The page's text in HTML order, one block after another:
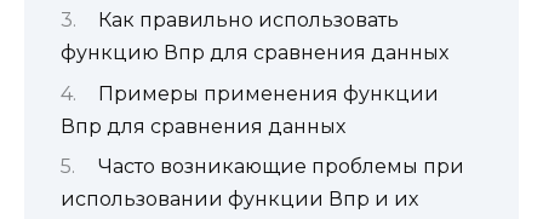
Как правильно использовать
функцию Впр для сравнения данных
Примеры применения функции
Впр для сравнения данных
Часто возникающие проблемы при
использовании функции Впр и их